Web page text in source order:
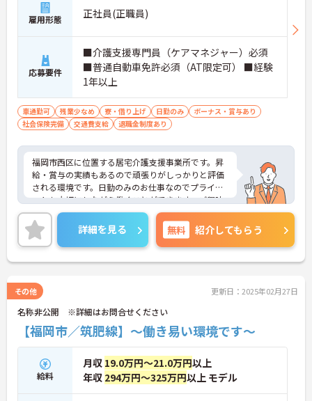
雇用形態 正社員(正職員)
応募要件
■介護支援専門員（ケアマネジャー）必須
■普通自動車免許必須（AT限定可） ■経験
1年以上
車通勤可 残業少なめ 寮・借り上げ 日勤のみ
ボーナス・賞与あり
社会保険完備
交通費支給 退職金制度あり
福岡市西区に位置する居宅介護支援事業所です。昇
給・賞与の実績もあるので頑張りがしっかりと評価
される環境です。日勤のみのお仕事なのでプライベ
ートも大切にしながら働くことができます。ご興味
をお持ちの方はお気軽にお問い合わせください。
詳細を見る 無料 紹介してもらう
その他 更新日：2025年02月27日
名称非公開 ※詳細はお問合せください
【福岡市／筑肥線】～働き易い環境です～
給料
月収 19.0万円～21.0万円以上
年収 294万円～325万円以上 モデル